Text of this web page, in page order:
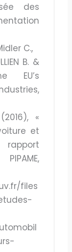
des
C.,
B. &
EU’s
«
et
files